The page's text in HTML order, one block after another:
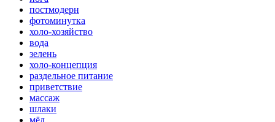
постмодерн
фотоминутка
холо-хозяйство
вода
зелень
холо-концепция
раздельное питание
приветствие
массаж
шлаки
мёд